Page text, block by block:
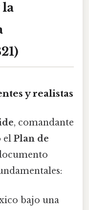
la
y realistas
, comandante
el Plan de
bajo una